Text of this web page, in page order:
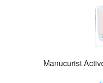
Manucurist